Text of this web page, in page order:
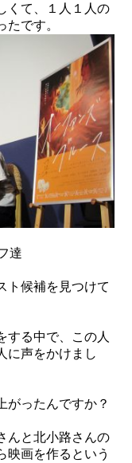
くて、１人１人の
です。
達
ト候補を見つけて
する中で、この人
に声をかけまし
がったんですか？
んと北小路さんの
映画を作るという